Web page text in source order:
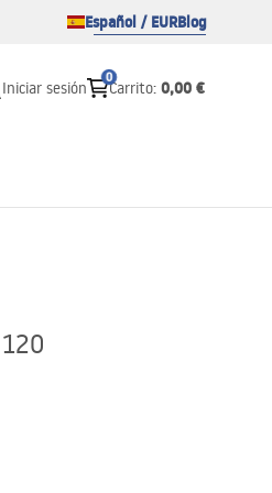
Español / EURBlog
Iniciar sesión
0
Carrito: 0,00 €